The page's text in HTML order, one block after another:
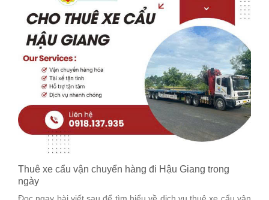
Thuê xe cẩu vận chuyển hàng đi Hậu Giang trong
ngày
Đọc ngay bài viết sau để tìm hiểu về dịch vụ thuê xe cẩu vận